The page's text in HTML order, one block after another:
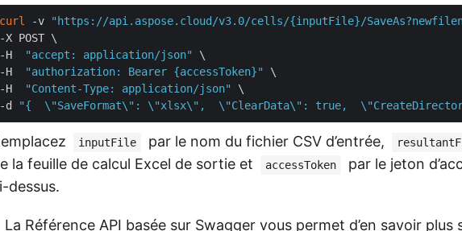
curl -v
"https://api.aspose.cloud/v3.0/cells/{inputFile}/
-X POST \
-H
"accept: application/json"
\
-H
"authorization: Bearer {accessToken}"
\
-H
"Content-Type: application/json"
\
-d
"{  \"SaveFormat\": \"xlsx\",  \"ClearData\": true,
inputFile par le nom du fichier CSV d’entrée,
la feuille de calcul Excel de sortie et
accessToken
par le jeton
dessus.
La Référence API basée sur Swagger vous permet d’en savoir plus